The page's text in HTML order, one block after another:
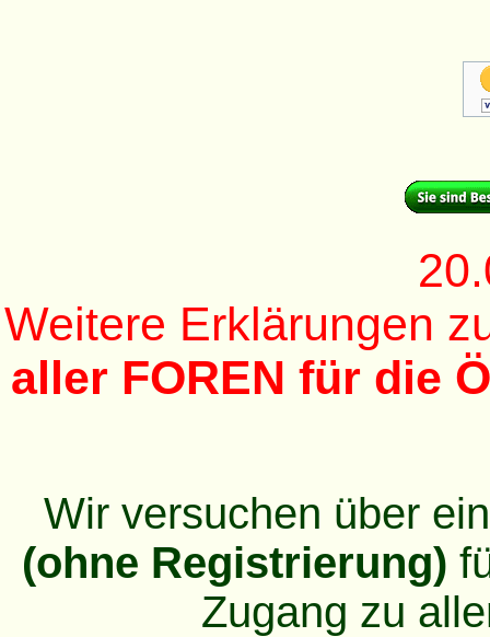
Weitere Erklärungen
aller FOREN für die
Wir versuchen über
(ohne Registrierung)
Zugang zu